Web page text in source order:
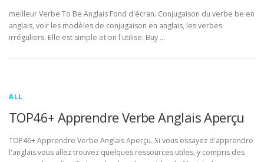
meilleur Verbe To Be Anglais Fond d'écran. Conjugaison du verbe be en
anglais, voir les modèles de conjugaison en anglais, les verbes
irréguliers. Elle est simple et on l'utilise. Buy …
ALL
TOP46+ Apprendre Verbe Anglais Aperçu
TOP46+ Apprendre Verbe Anglais Aperçu. Si vous essayez d'apprendre
l'anglais vous allez trouvez quelques ressources utiles, y compris des